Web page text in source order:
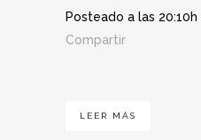
Posteado a las 20:10h
Compartir
LEER MÁS